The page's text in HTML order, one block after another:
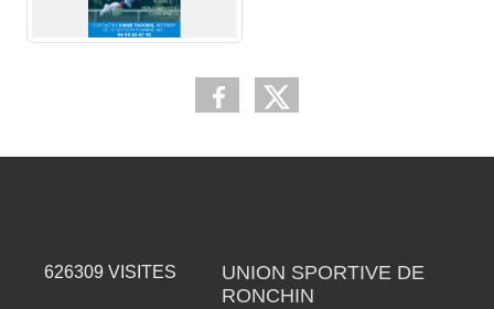
626309 VISITES
UNION SPORTIVE DE
RONCHIN